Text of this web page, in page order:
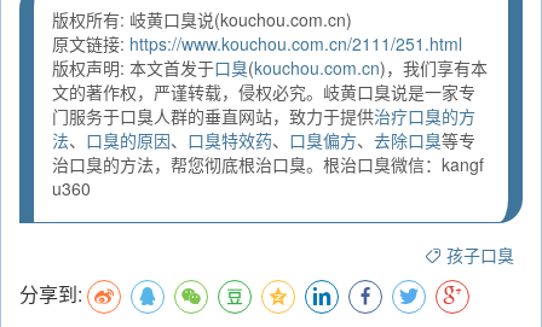
版权所有: 岐黄口臭说(kouchou.com.cn)
原文链接: https://www.kouchou.com.cn/2111/251.html
版权声明: 本文首发于口臭(kouchou.com.cn)，我们享有本
文的著作权，严谨转载，侵权必究。岐黄口臭说是一家专
门服务于口臭人群的垂直网站，致力于提供治疗口臭的方
法、 口臭的原因、 口臭特效药、 口臭偏方、 去除口臭等专
治口臭的方法，帮您彻底根治口臭。根治口臭微信：kangf
u360
孩子口臭
分享到: